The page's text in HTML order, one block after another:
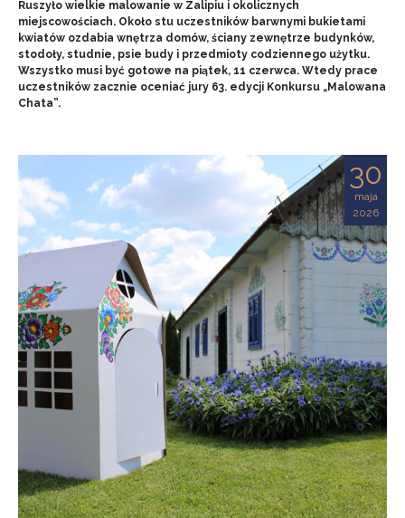
Ruszyło wielkie malowanie w Zalipiu i okolicznych
miejscowościach. Około stu uczestników barwnymi bukietami
kwiatów ozdabia wnętrza domów, ściany zewnętrze budynków,
stodoły, studnie, psie budy i przedmioty codziennego użytku.
Wszystko musi być gotowe na piątek, 11 czerwca. Wtedy prace
uczestników zacznie oceniać jury 63. edycji Konkursu „Malowana
Chata”.
30
maja
2026